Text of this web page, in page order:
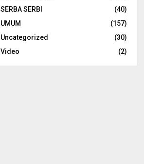
SERBA SERBI
(40)
UMUM
(157)
Uncategorized
(30)
Video
(2)